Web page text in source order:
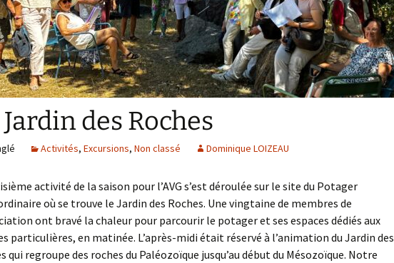
Conférences
Expositions,
Conférences…
Galerie de photos
Diaporamas
Carnets de voyages
Analyse de livres, revues,
…
des Roches
Activités, Excursions, Non classé Dominique LOIZEAU
activité de la saison pour l’AVG s’est déroulée sur le site du Potager
où se trouve le Jardin des Roches. Une vingtaine de membres de
ont bravé la chaleur pour parcourir le potager et ses espaces dédiés aux
particulières, en matinée. L’après-midi était réservé à l’animation du Jardin des
qui regroupe des roches du Paléozoïque jusqu’au début du Mésozoïque. Notre